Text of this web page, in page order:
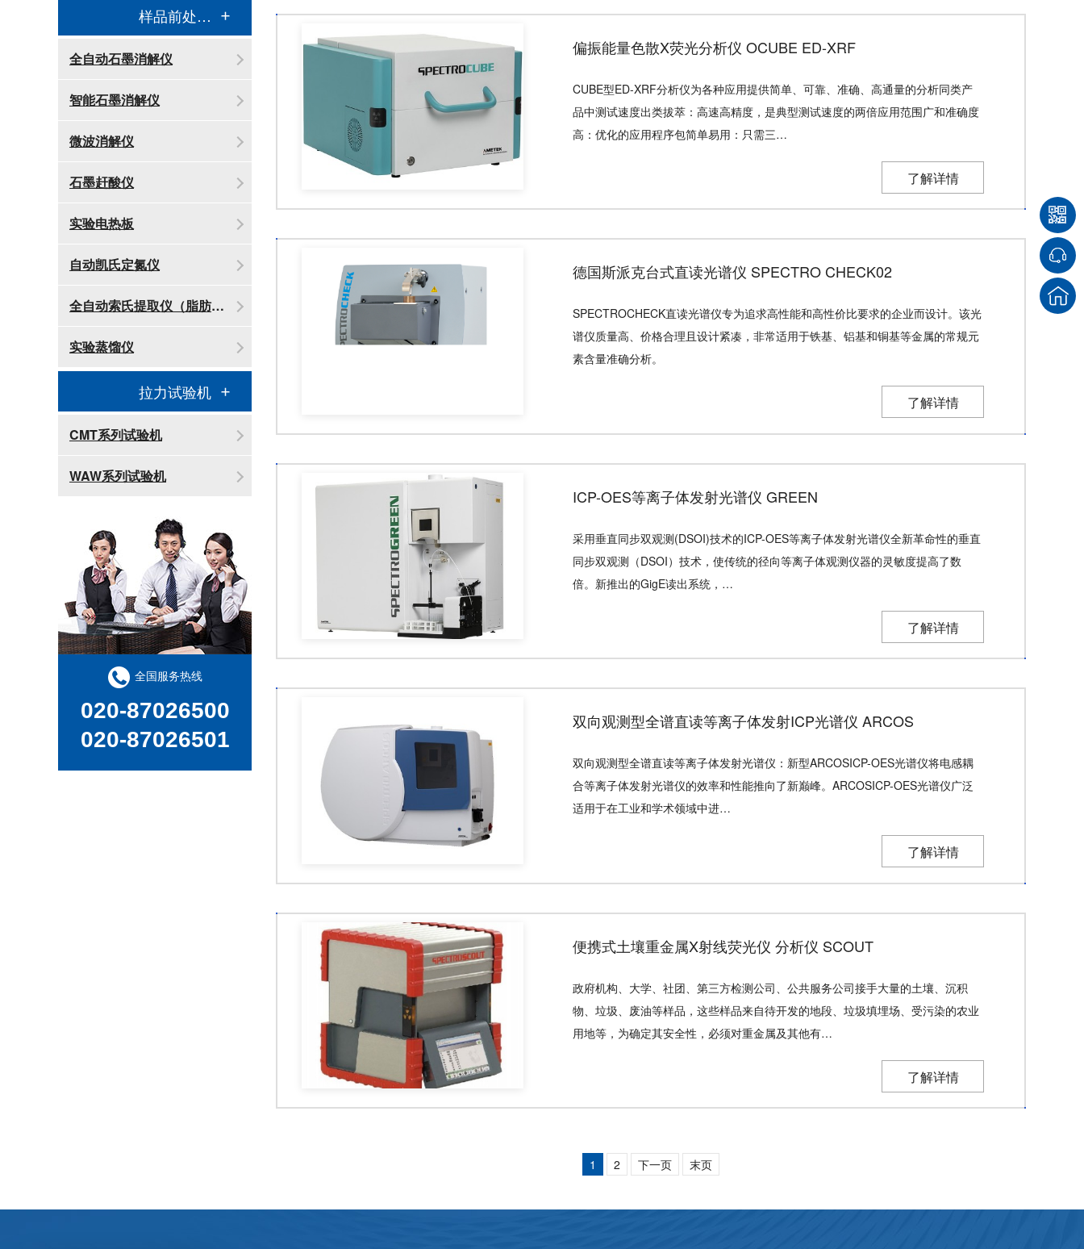
偏振能量色散X荧光分析仪 OCUBE ED-XRF
CUBE型ED-XRF分析仪为各种应用提供简单、可靠、准确、高通量的分析同类产
品中测试速度出类拔萃：高速高精度，是典型测试速度的两倍应用范围广和准确度
高：优化的应用程序包简单易用：只需三…
了解详情
德国斯派克台式直读光谱仪 SPECTRO CHECK02
SPECTROCHECK直读光谱仪专为追求高性能和高性价比要求的企业而设计。该光
谱仪质量高、价格合理且设计紧凑，非常适用于铁基、铝基和铜基等金属的常规元
素含量准确分析。
了解详情
ICP-OES等离子体发射光谱仪 GREEN
采用垂直同步双观测(DSOI)技术的ICP-OES等离子体发射光谱仪全新革命性的垂直
同步双观测（DSOI）技术，使传统的径向等离子体观测仪器的灵敏度提高了数
倍。新推出的GigE读出系统，…
了解详情
双向观测型全谱直读等离子体发射ICP光谱仪 ARCOS
双向观测型全谱直读等离子体发射光谱仪：新型ARCOSICP-OES光谱仪将电感耦
合等离子体发射光谱仪的效率和性能推向了新巅峰。ARCOSICP-OES光谱仪广泛
适用于在工业和学术领域中进…
了解详情
便携式土壤重金属X射线荧光仪 分析仪 SCOUT
政府机构、大学、社团、第三方检测公司、公共服务公司接手大量的土壤、沉积
物、垃圾、废油等样品，这些样品来自待开发的地段、垃圾填埋场、受污染的农业
用地等，为确定其安全性，必须对重金属及其他有…
了解详情
1 2 下一页 末页
样品前处理消解设备
全自动石墨消解仪
智能石墨消解仪
微波消解仪
石墨赶酸仪
实验电热板
自动凯氏定氮仪
全自动索氏提取仪（脂肪测定仪）
实验蒸馏仪
拉力试验机
CMT系列试验机
WAW系列试验机
全国服务热线
020-87026500
020-87026501